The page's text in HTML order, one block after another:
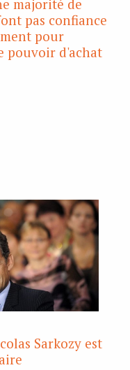
majorité de
pas confiance
pour
pouvoir d'achat
Sarkozy est